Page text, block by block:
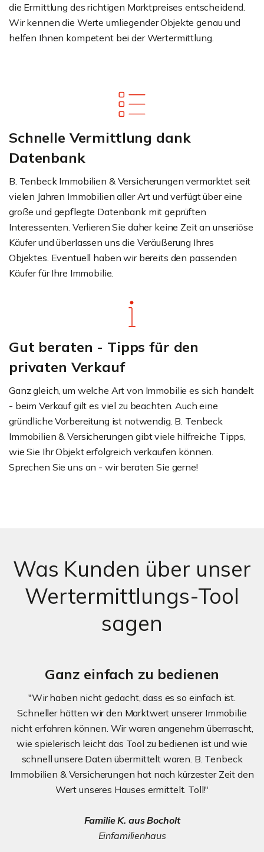
die Ermittlung des richtigen Marktpreises entscheidend.
Wir kennen die Werte umliegender Objekte genau und
helfen Ihnen kompetent bei der Wertermittlung.
Schnelle Vermittlung dank
Datenbank
B. Tenbeck Immobilien & Versicherungen vermarktet seit
vielen Jahren Immobilien aller Art und verfügt über eine
große und gepflegte Datenbank mit geprüften
Interessenten. Verlieren Sie daher keine Zeit an unseriöse
Käufer und überlassen uns die Veräußerung Ihres
Objektes. Eventuell haben wir bereits den passenden
Käufer für Ihre Immobilie.
Gut beraten - Tipps für den
privaten Verkauf
Ganz gleich, um welche Art von Immobilie es sich handelt
- beim Verkauf gilt es viel zu beachten. Auch eine
gründliche Vorbereitung ist notwendig. B. Tenbeck
Immobilien & Versicherungen gibt viele hilfreiche Tipps,
wie Sie Ihr Objekt erfolgreich verkaufen können.
Sprechen Sie uns an - wir beraten Sie gerne!
Was Kunden über unser
Wertermittlungs-Tool
sagen
Ganz einfach zu bedienen
"Wir haben nicht gedacht, dass es so einfach ist.
Schneller hätten wir den Marktwert unserer Immobilie
nicht erfahren können. Wir waren angenehm überrascht,
wie spielerisch leicht das Tool zu bedienen ist und wie
schnell unsere Daten übermittelt waren. B. Tenbeck
Immobilien & Versicherungen hat nach kürzester Zeit den
Wert unseres Hauses ermittelt. Toll!"
Familie K. aus Bocholt
Einfamilienhaus